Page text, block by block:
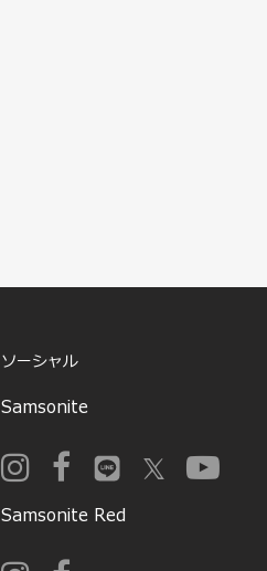
ソーシャル
Samsonite
Samsonite Red